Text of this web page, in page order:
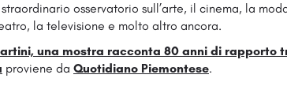
osservatorio sull’arte, il cinema, la
la televisione e molto altro ancora.
una mostra racconta 80 anni di rapporto
proviene da Quotidiano Piemontese.